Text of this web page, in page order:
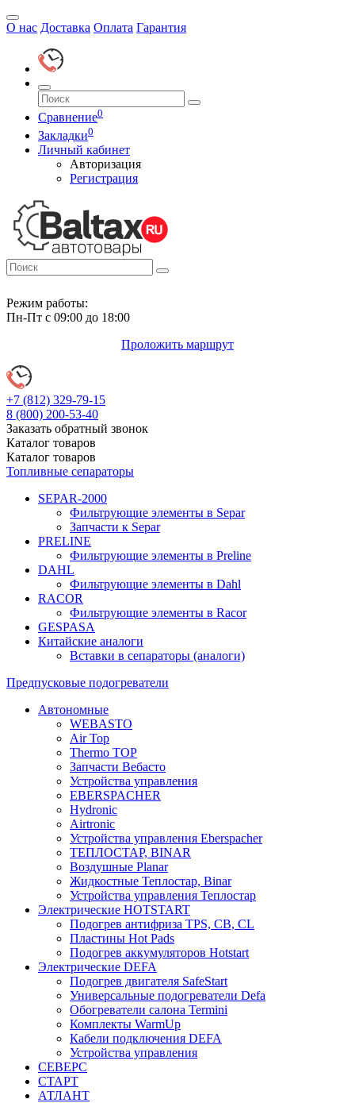
О нас Доставка Оплата Гарантия
Сравнение0
Закладки0
Личный кабинет
Авторизация
Регистрация
Режим работы:
Пн-Пт с 09:00 до 18:00
Проложить маршрут
+7 (812) 329-79-15
8 (800) 200-53-40
Заказать обратный звонок
Каталог товаров
Каталог товаров
Топливные сепараторы
SEPAR-2000
Фильтрующие элементы в Separ
Запчасти к Separ
PRELINE
Фильтрующие элементы в Preline
DAHL
Фильтрующие элементы в Dahl
RACOR
Фильтрующие элементы в Racor
GESPASA
Китайские аналоги
Вставки в сепараторы (аналоги)
Предпусковые подогреватели
Автономные
WEBASTO
Air Top
Thermo TOP
Запчасти Вебасто
Устройства управления
EBERSPACHER
Hydronic
Airtronic
Устройства управления Eberspacher
ТЕПЛОСТАР, BINAR
Воздушные Planar
Жидкостные Теплостар, Binar
Устройства управления Теплостар
Электрические HOTSTART
Подогрев антифриза TPS, CB, CL
Пластины Hot Pads
Подогрев аккумуляторов Hotstart
Электрические DEFA
Подогрев двигателя SafeStart
Универсальные подогреватели Defa
Обогреватели салона Termini
Комплекты WarmUp
Кабели подключения DEFA
Устройства управления
СЕВЕРС
СТАРТ
АТЛАНТ